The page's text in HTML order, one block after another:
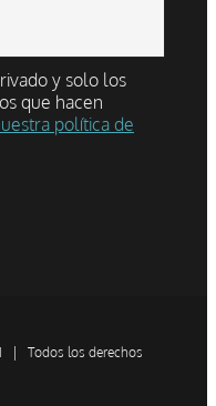
y solo los
que hacen
política de
| Todos los derechos